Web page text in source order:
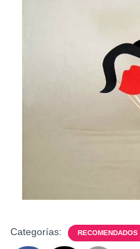
Categorías: RECOMENDADOS